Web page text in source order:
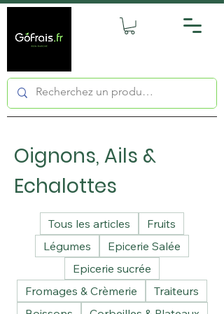
Oignons, Ails &
Echalottes
Tous les articles
Fruits
Légumes
Epicerie Salée
Epicerie sucrée
Fromages & Crèmerie
Traiteurs